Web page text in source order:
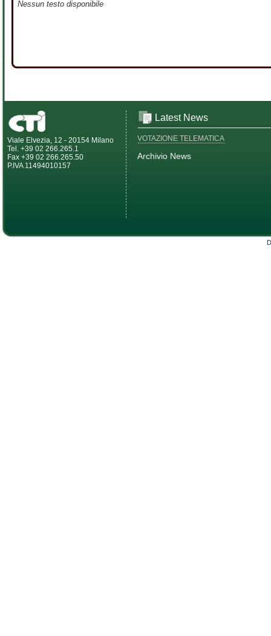
Nessun testo disponibile
Viale Elvezia, 12 - 20154 Milano
Tel. +39 02 266.265.1
Fax +39 02 266.265.50
P.IVA 11494010157
Latest News
VOTAZIONE TELEMATICA
Archivio News